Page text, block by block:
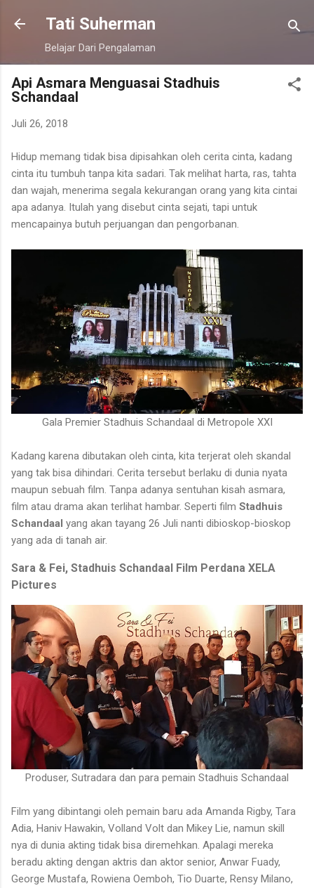
Langsung ke konten utama
Tati Suherman
Belajar Dari Pengalaman
Api Asmara Menguasai Stadhuis
Schandaal
Juli 26, 2018
Hidup memang tidak bisa dipisahkan oleh cerita cinta, kadang
cinta itu tumbuh tanpa kita sadari. Tak melihat harta, ras, tahta
dan wajah, menerima segala kekurangan orang yang kita cintai
apa adanya. Itulah yang disebut cinta sejati, tapi untuk
mencapainya butuh perjuangan dan pengorbanan.
Gala Premier Stadhuis Schandaal di Metropole XXI
Kadang karena dibutakan oleh cinta, kita terjerat oleh skandal
yang tak bisa dihindari. Cerita tersebut berlaku di dunia nyata
maupun sebuah film. Tanpa adanya sentuhan kisah asmara,
film atau drama akan terlihat hambar. Seperti film Stadhuis
Schandaal yang akan tayang 26 Juli nanti dibioskop-bioskop
yang ada di tanah air.
Sara & Fei, Stadhuis Schandaal Film Perdana XELA
Pictures
Produser, Sutradara dan para pemain Stadhuis Schandaal
Film yang dibintangi oleh pemain baru ada Amanda Rigby, Tara
Adia, Haniv Hawakin, Volland Volt dan Mikey Lie, namun skill
nya di dunia akting tidak bisa diremehkan. Apalagi mereka
beradu akting dengan aktris dan aktor senior, Anwar Fuady,
George Mustafa, Rowiena Oemboh, Tio Duarte, Rensy Milano,